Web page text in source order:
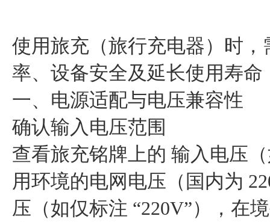
使用旅充（旅行充电器）时
率、设备安全及延长使用寿命
一、电源适配与电压兼容性
确认输入电压范围
查看旅充铭牌上的 输入电压
用环境的电网电压（国内为
压（如仅标注 “220V”），在